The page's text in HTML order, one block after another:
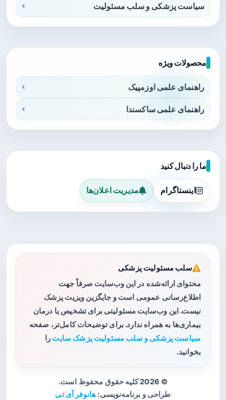
سیاست پزشکی و سلب مسئولیت
محصولات ویژه
راهنمای علمی اوزمپیک
راهنمای علمی ساکسندا
ما را دنبال کنید
اینستاگرام مدیریت اعلان‌ها
سلب مسئولیت پزشکی
محتوای ارائه‌شده در این وب‌سایت صرفاً جهت
اطلاع‌رسانی عمومی است و جایگزین ویزیت پزشک
نیست. این وب‌سایت مسئولیتی برای تشخیص یا درمان
بیماری‌ها به همراه ندارد. برای توضیحات کامل‌تر، صفحه
سیاست پزشکی و سلب مسئولیت پزشک سایت را
بخوانید.
© 2026 کلیه حقوق محفوظ است.
طراحی و برنامه‌نویسی: هانوفر آی تی